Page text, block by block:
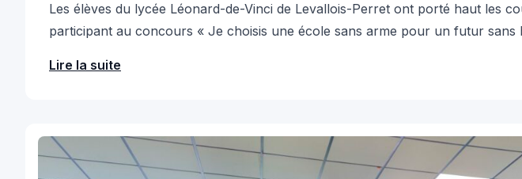
Les élèves du lycée Léonard-de-Vinci de Levallois-Perret ont porté haut les
participant au concours « Je choisis une école sans arme pour un futur sans
Lire la suite